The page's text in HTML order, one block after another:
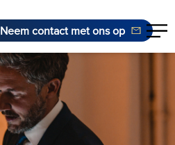
Neem contact met ons op